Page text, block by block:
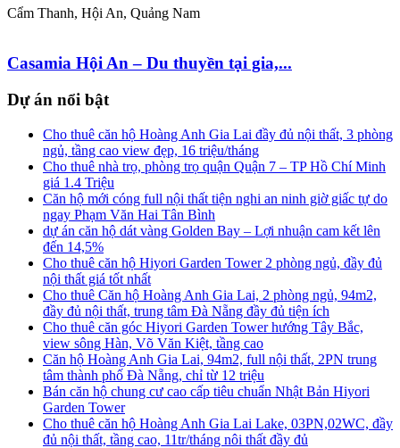
Cẩm Thanh, Hội An, Quảng Nam
Casamia Hội An – Du thuyền tại gia,...
Dự án nổi bật
Cho thuê căn hộ Hoàng Anh Gia Lai đầy đủ nội thất, 3 phòng
ngủ, tầng cao view đẹp, 16 triệu/tháng
Cho thuê nhà trọ, phòng trọ quận Quận 7 – TP Hồ Chí Minh
giá 1.4 Triệu
Căn hộ mới cóng full nội thất tiện nghi an ninh giờ giấc tự do
ngay Phạm Văn Hai Tân Bình
dự án căn hộ dát vàng Golden Bay – Lợi nhuận cam kết lên
đến 14,5%
Cho thuê căn hộ Hiyori Garden Tower 2 phòng ngủ, đầy đủ
nội thất giá tốt nhất
Cho thuê Căn hộ Hoàng Anh Gia Lai, 2 phòng ngủ, 94m2,
đầy đủ nội thất, trung tâm Đà Nẵng đầy đủ tiện ích
Cho thuê căn góc Hiyori Garden Tower hướng Tây Bắc,
view sông Hàn, Võ Văn Kiệt, tầng cao
Căn hộ Hoàng Anh Gia Lai, 94m2, full nội thất, 2PN trung
tâm thành phố Đà Nẵng, chỉ từ 12 triệu
Bán căn hộ chung cư cao cấp tiêu chuẩn Nhật Bản Hiyori
Garden Tower
Cho thuê căn hộ Hoàng Anh Gia Lai Lake, 03PN,02WC, đầy
đủ nội thất, tầng cao, 11tr/tháng nôi thất đầy đủ